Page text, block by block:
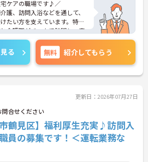
名体制で訪問
流れが明確
ら対応
ケアの職場です♪／
護、訪問入浴などを通して、
たい方を支えています。特に
介護職がチームで訪問し、安
をしっかりサポート。日勤中
やフォロー体制も整っている
ての方でも安心してスタート
の医療・介護をつなぐ存在と
ける点も魅力です。
フ♪
い勤務環境です。
定時間帯」で夜勤なし
定が立てやすい
柔軟に働ける
働き方が叶います
る 無料 紹介してもらう
更新日：2026年07月27日
合せください
市鶴見区】福利厚生充実♪訪問入
員の募集です！＜運転業務な